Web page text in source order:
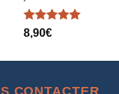
Note5.00
sur 5
8,90€
CONTACTER